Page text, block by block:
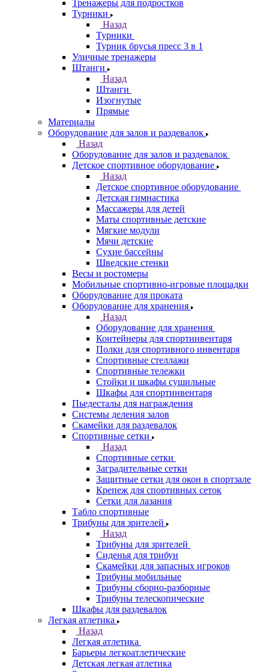
Тренажеры для подростков
Турники
Назад
Турники
Турник брусья пресс 3 в 1
Уличные тренажеры
Штанги
Назад
Штанги
Изогнутые
Прямые
Материалы
Оборудование для залов и раздевалок
Назад
Оборудование для залов и раздевалок
Детское спортивное оборудование
Назад
Детское спортивное оборудование
Детская гимнастика
Массажеры для детей
Маты спортивные детские
Мягкие модули
Мячи детские
Сухие бассейны
Шведские стенки
Весы и ростомеры
Мобильные спортивно-игровые площадки
Оборудование для проката
Оборудование для хранения
Назад
Оборудование для хранения
Контейнеры для спортинвентаря
Полки для спортивного инвентаря
Спортивные стеллажи
Спортивные тележки
Стойки и шкафы сушильные
Шкафы для спортинвентаря
Пьедесталы для награждения
Системы деления залов
Скамейки для раздевалок
Спортивные сетки
Назад
Спортивные сетки
Заградительные сетки
Защитные сетки для окон в спортзале
Крепеж для спортивных сеток
Сетки для лазания
Табло спортивные
Трибуны для зрителей
Назад
Трибуны для зрителей
Сиденья для трибун
Скамейки для запасных игроков
Трибуны мобильные
Трибуны сборно-разборные
Трибуны телескопические
Шкафы для раздевалок
Легкая атлетика
Назад
Легкая атлетика
Барьеры легкоатлетические
Детская легкая атлетика